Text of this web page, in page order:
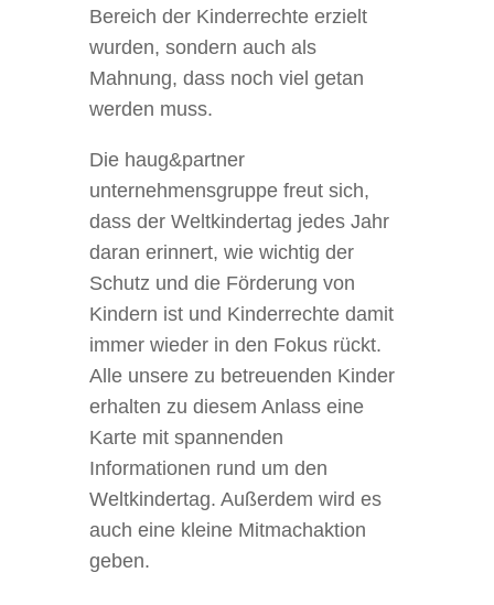
Bereich der Kinderrechte erzielt
wurden, sondern auch als
Mahnung, dass noch viel getan
werden muss.
Die haug&partner
unternehmensgruppe freut sich,
dass der Weltkindertag jedes Jahr
daran erinnert, wie wichtig der
Schutz und die Förderung von
Kindern ist und Kinderrechte damit
immer wieder in den Fokus rückt.
Alle unsere zu betreuenden Kinder
erhalten zu diesem Anlass eine
Karte mit spannenden
Informationen rund um den
Weltkindertag. Außerdem wird es
auch eine kleine Mitmachaktion
geben.